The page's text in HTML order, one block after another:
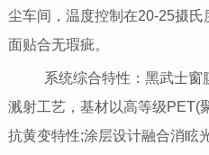
尘车间，温度控制在20-25摄
面贴合无瑕疵。
系统综合特性：黑武士窗
溅射工艺，基材以高等级PET(
抗黄变特性;涂层设计融合消眩